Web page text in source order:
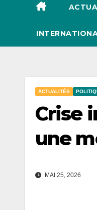
ACTUALITÉS
Crise
une
MAI 25, 2026